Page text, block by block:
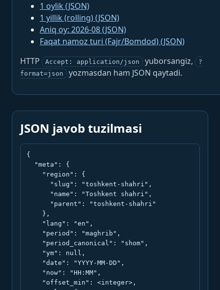
1 oylik (JSON)
1 yillik (rolling) (JSON)
Aniq oy: 2026-08 (JSON)
Faqat namoz turi (Fajr/Bomdod) (JSON)
HTTP
Accept: application/json yuborsangiz,
?
format=json
yozmasdan ham JSON qaytadi.
JSON javob tuzilmasi
{
  "meta": {
    "region": {
      "slug": "toshkent-shahri",
      "name": "Toshkent shahri",
      "parent": "toshkent-shahri"
    },
    "lang": "en",
    "period": "maghrib",
    "period_canonical": "shom",
    "ym": null,
    "date": "YYYY-MM-DD",
    "now": "HH:MM",
    "offset_min": <integer>,